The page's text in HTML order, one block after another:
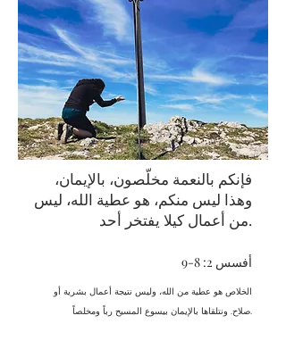
فإنكم بالنعمة مخلّصون، بالإيمان،
وهذا ليس منكم، هو عطية الله، ليس
من أعمال كيلا يفتخر أحد.
أفسس 2: 8-9
الخلاص هو عطية من الله، وليس نتيجة أعمال بشرية أو
صلاح. ونتلقاها بالإيمان بيسوع المسيح رباً ومخلصاً.